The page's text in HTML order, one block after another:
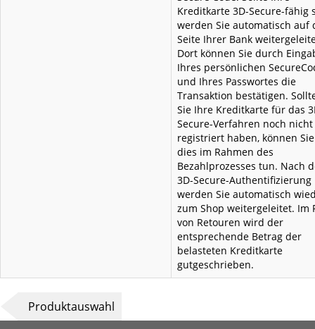
Kreditkarte 3D-Secure-fähig
werden Sie automatisch auf
Seite Ihrer Bank
Dort können Sie durch
Ihres persönlichen
und Ihres Passwortes die
Transaktion bestätigen.
Sie Ihre Kreditkarte für das
Secure-Verfahren noch nicht
registriert haben, können Sie
dies im Rahmen des
Bezahlprozesses tun. Nach
3D-Secure-Authentifizierung
werden Sie automatisch
zum Shop weitergeleitet. Im
von Retouren wird der
entsprechende Betrag der
belasteten Kreditkarte
gutgeschrieben.
Produktauswahl